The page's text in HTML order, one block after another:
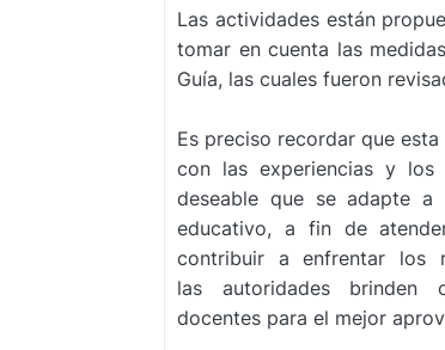
Las actividades están
tomar en cuenta las
Guía, las cuales fueron
Es preciso recordar que
con las experiencias y los
deseable que se adapte
educativo, a fin de
contribuir a enfrentar los
las autoridades brinden
docentes para el mejor